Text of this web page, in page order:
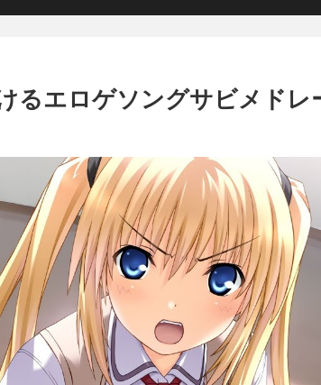
るエロゲソングサビメドレ